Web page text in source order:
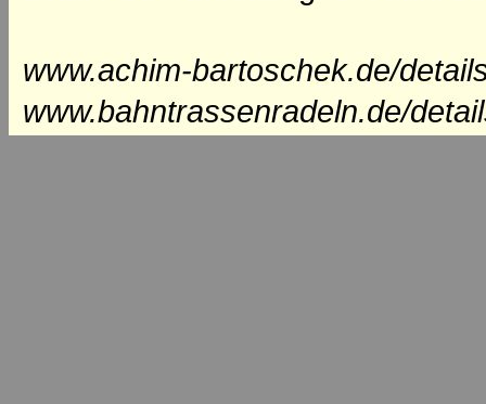
www.achim-bartoschek.de/
www.bahntrassenradeln.de/